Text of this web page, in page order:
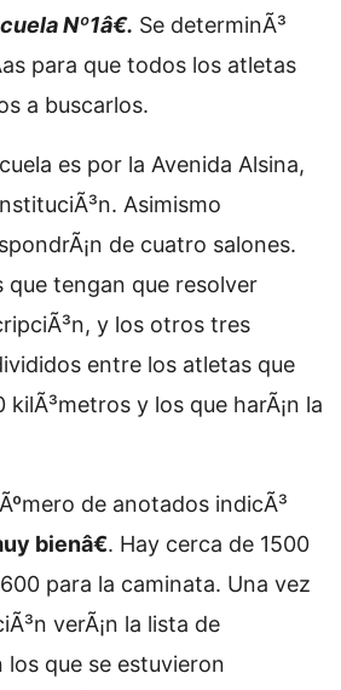
Nº1â€. Se determinÃ³
para que todos los atletas
a buscarlos.
es por la Avenida Alsina,
Asimismo
de cuatro salones.
que tengan que resolver
y los otros tres
entre los atletas que
y los que harÃ¡n la
de anotados indicÃ³
bienâ€. Hay cerca de 1500
para la caminata. Una vez
verÃ¡n la lista de
los que se estuvieron